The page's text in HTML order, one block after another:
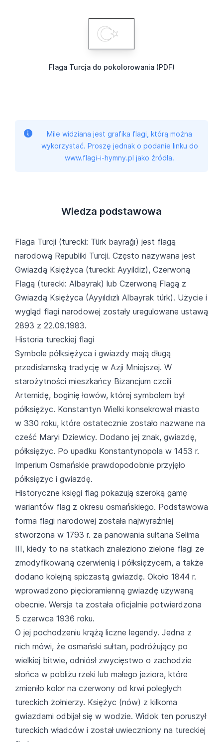
Flaga Turcja do pokolorowania (PDF)
Mile widziana jest grafika flagi, którą można
wykorzystać. Proszę jednak o podanie linku do
www.flagi-i-hymny.pl jako źródła.
Wiedza podstawowa
Flaga Turcji (turecki: Türk bayrağı) jest flagą
narodową Republiki Turcji. Często nazywana jest
Gwiazdą Księżyca (turecki: Ayyildiz), Czerwoną
Flagą (turecki: Albayrak) lub Czerwoną Flagą z
Gwiazdą Księżyca (Ayyıldızlı Albayrak türk). Użycie i
wygląd flagi narodowej zostały uregulowane ustawą
2893 z 22.09.1983.
Historia tureckiej flagi
Symbole półksiężyca i gwiazdy mają długą
przedislamską tradycję w Azji Mniejszej. W
starożytności mieszkańcy Bizancjum czcili
Artemidę, boginię łowów, której symbolem był
półksiężyc. Konstantyn Wielki konsekrował miasto
w 330 roku, które ostatecznie zostało nazwane na
cześć Maryi Dziewicy. Dodano jej znak, gwiazdę,
półksiężyc. Po upadku Konstantynopola w 1453 r.
Imperium Osmańskie prawdopodobnie przyjęło
półksiężyc i gwiazdę.
Historyczne księgi flag pokazują szeroką gamę
wariantów flag z okresu osmańskiego. Podstawowa
forma flagi narodowej została najwyraźniej
stworzona w 1793 r. za panowania sułtana Selima
III, kiedy to na statkach znaleziono zielone flagi ze
zmodyfikowaną czerwienią i półksiężycem, a także
dodano kolejną spiczastą gwiazdę. Około 1844 r.
wprowadzono pięcioramienną gwiazdę używaną
obecnie. Wersja ta została oficjalnie potwierdzona
5 czerwca 1936 roku.
O jej pochodzeniu krążą liczne legendy. Jedna z
nich mówi, że osmański sułtan, podróżujący po
wielkiej bitwie, odniósł zwycięstwo o zachodzie
słońca w pobliżu rzeki lub małego jeziora, które
zmieniło kolor na czerwony od krwi poległych
tureckich żołnierzy. Księżyc (nów) z kilkoma
gwiazdami odbijał się w wodzie. Widok ten poruszył
tureckich władców i został uwieczniony na tureckiej